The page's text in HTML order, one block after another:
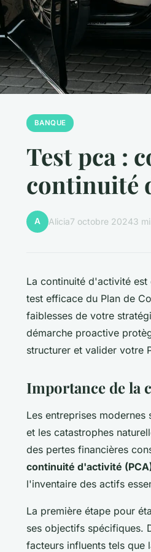
BANQUE
Test pca :
continuité
A Alicia7 octobre 20243
La continuité d'activité
test efficace du Plan de
faiblesses de votre
démarche proactive
structurer et valider votre
Importance de la
Les entreprises
et les catastrophes
des pertes financières
continuité d'activité
l'inventaire des actifs
La première étape pour
ses objectifs spécifiques.
facteurs influents tels que